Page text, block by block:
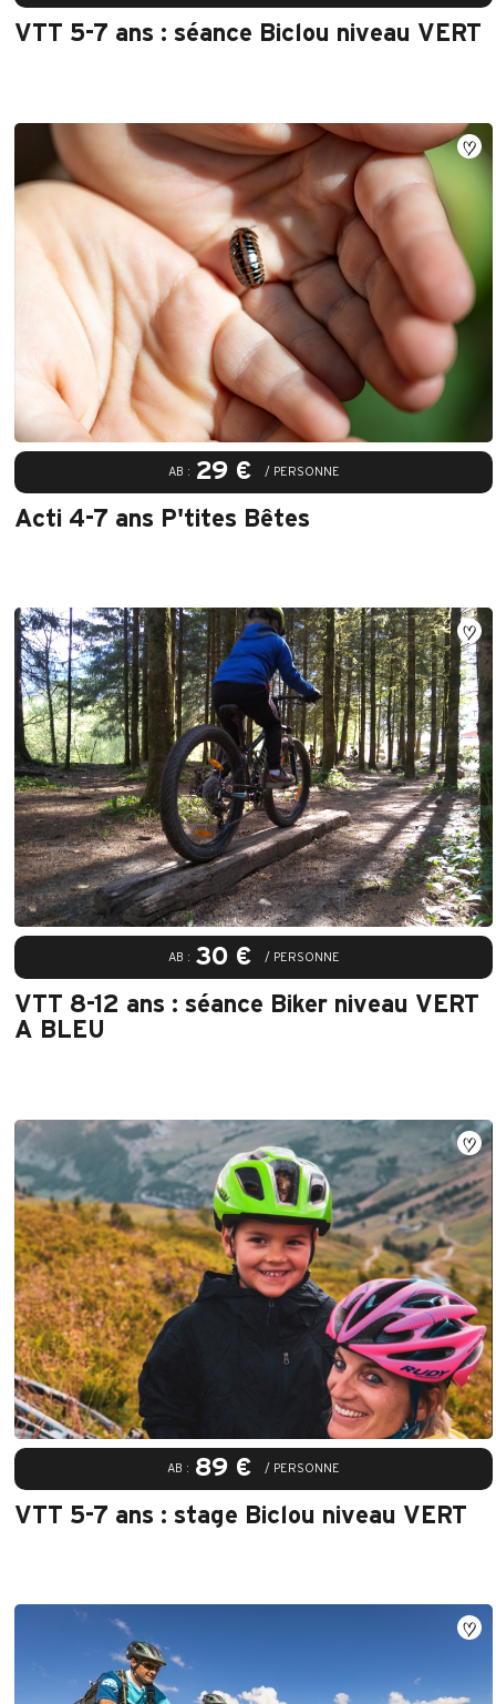
VTT 5-7 ans : séance Biclou niveau VERT
AB : 29 € / PERSONNE
Acti 4-7 ans P'tites Bêtes
AB : 30 € / PERSONNE
VTT 8-12 ans : séance Biker niveau VERT
A BLEU
AB : 89 € / PERSONNE
VTT 5-7 ans : stage Biclou niveau VERT